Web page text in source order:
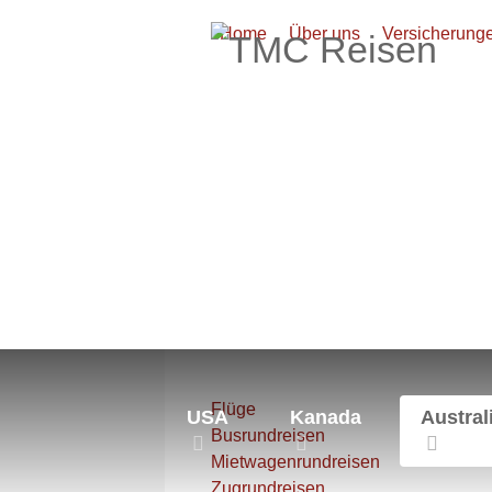
Home Über uns
USA Kanada
Flüge
Busrundreisen
Mietwagenrundreisen
Zugrundreisen